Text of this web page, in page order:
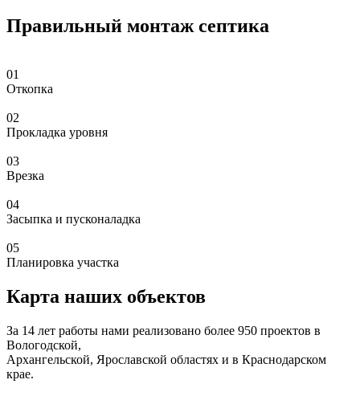
Правильный монтаж септика
01
Откопка
02
Прокладка уровня
03
Врезка
04
Засыпка и пусконаладка
05
Планировка участка
Карта наших объектов
За 14 лет работы нами реализовано более 950 проектов в
Вологодской,
Архангельской, Ярославской областях и в Краснодарском
крае.